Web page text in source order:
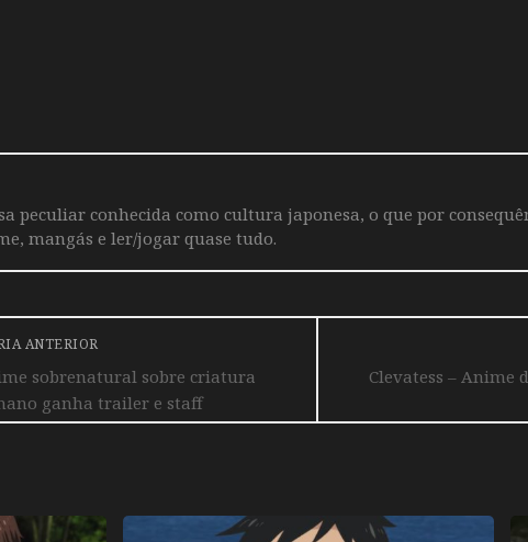
peculiar conhecida como cultura japonesa, o que por
mangás e ler/jogar quase tudo.
Clevatess – Anime
ANTERIOR
sobrenatural sobre criatura
ganha trailer e staff